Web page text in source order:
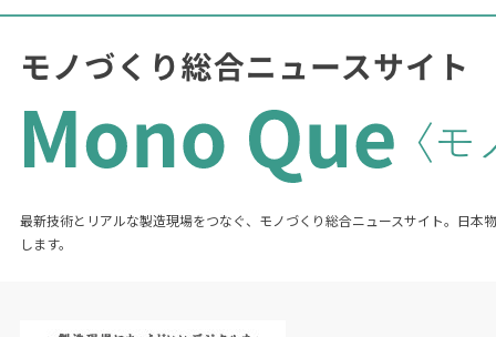
最新技術とリアルな製造現場をつなぐ、モノづくり総合ニュースサイト。日本
します。